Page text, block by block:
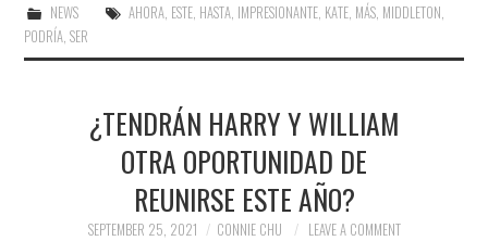
NEWS AHORA, ESTE, HASTA, IMPRESIONANTE, KATE, MÁS, MIDDLETON,
PODRÍA,SER
¿TENDRÁN HARRY Y WILLIAM
OTRA OPORTUNIDAD DE
REUNIRSE ESTE AÑO?
SEPTEMBER 25, 2021 CONNIE CHU LEAVE A COMMENT